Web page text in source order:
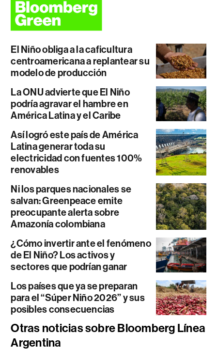
El Niño obliga a la caficultura
centroamericana a replantear su
modelo de producción
La ONU advierte que El Niño
podría agravar el hambre en
América Latina y el Caribe
Así logró este país de América
Latina generar toda su
electricidad con fuentes 100%
renovables
Ni los parques nacionales se
salvan: Greenpeace emite
preocupante alerta sobre
Amazonía colombiana
¿Cómo invertir ante el fenómeno
de El Niño? Los activos y
sectores que podrían ganar
Los países que ya se preparan
para el “Súper Niño 2026” y sus
posibles consecuencias
Otras noticias sobre Bloomberg Línea
Argentina